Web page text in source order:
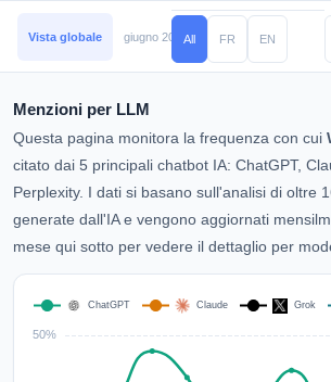
Vista globale giugno 2026 maggio 2026
All FR EN
Menzioni per LLM
Questa pagina monitora la frequenza con cui
citato dai 5 principali chatbot IA: ChatGPT,
Perplexity. I dati si basano sull'analisi di oltre
generate dall'IA e vengono aggiornati
mese qui sotto per vedere il dettaglio per